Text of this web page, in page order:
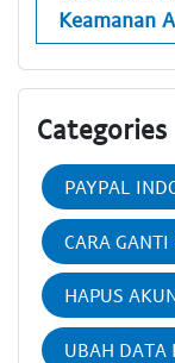
Keamanan
Categories
PAYPAL
CARA GANTI
HAPUS
UBAH DATA